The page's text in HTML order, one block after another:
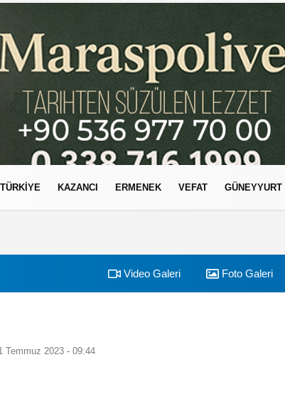
TÜRKIYE KAZANCI ERMENEK VEFAT GÜNEYYURT
Video Galeri Foto Galeri
Temmuz 2023 - 09:44